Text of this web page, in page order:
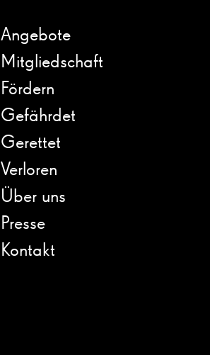
Angebote
Mitgliedschaft
Fördern
Gefährdet
Gerettet
Verloren
Über uns
Presse
Kontakt